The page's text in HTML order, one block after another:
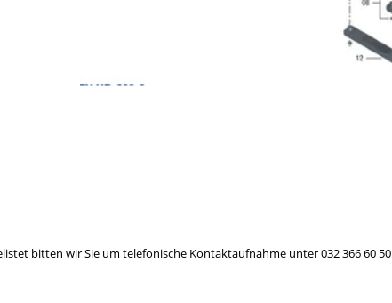
bitten wir Sie um telefonische Kontaktaufnahme unter 032 366 60 50